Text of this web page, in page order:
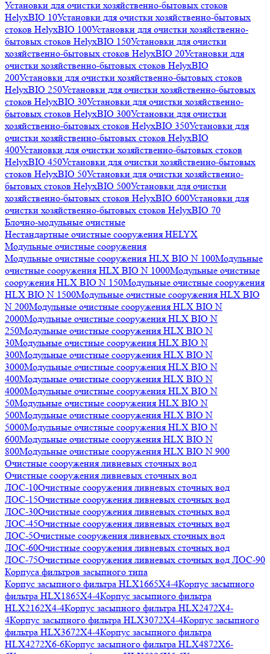
Установки для очистки хозяйственно-бытовых стоков
HelyxBIO 10Установки для очистки хозяйственно-бытовых
стоков HelyxBIO 100Установки для очистки хозяйственно-
бытовых стоков HelyxBIO 150Установки для очистки
хозяйственно-бытовых стоков HelyxBIO 20Установки для
очистки хозяйственно-бытовых стоков HelyxBIO
200Установки для очистки хозяйственно-бытовых стоков
HelyxBIO 250Установки для очистки хозяйственно-бытовых
стоков HelyxBIO 30Установки для очистки хозяйственно-
бытовых стоков HelyxBIO 300Установки для очистки
хозяйственно-бытовых стоков HelyxBIO 350Установки для
очистки хозяйственно-бытовых стоков HelyxBIO
400Установки для очистки хозяйственно-бытовых стоков
HelyxBIO 450Установки для очистки хозяйственно-бытовых
стоков HelyxBIO 50Установки для очистки хозяйственно-
бытовых стоков HelyxBIO 500Установки для очистки
хозяйственно-бытовых стоков HelyxBIO 600Установки для
очистки хозяйственно-бытовых стоков HelyxBIO 70
Блочно-модульные очистные
Нестандартные очистные сооружения HELYX
Модульные очистные сооружения
Модульные очистные сооружения HLX BIO N 100Модульные
очистные сооружения HLX BIO N 1000Модульные очистные
сооружения HLX BIO N 150Модульные очистные сооружения
HLX BIO N 1500Модульные очистные сооружения HLX BIO
N 200Модульные очистные сооружения HLX BIO N
2000Модульные очистные сооружения HLX BIO N
250Модульные очистные сооружения HLX BIO N
30Модульные очистные сооружения HLX BIO N
300Модульные очистные сооружения HLX BIO N
3000Модульные очистные сооружения HLX BIO N
400Модульные очистные сооружения HLX BIO N
4000Модульные очистные сооружения HLX BIO N
50Модульные очистные сооружения HLX BIO N
500Модульные очистные сооружения HLX BIO N
5000Модульные очистные сооружения HLX BIO N
600Модульные очистные сооружения HLX BIO N
800Модульные очистные сооружения HLX BIO N 900
Очистные сооружения ливневых сточных вод
Очистные сооружения ливневых сточных вод
ЛОС-10Очистные сооружения ливневых сточных вод
ЛОС-15Очистные сооружения ливневых сточных вод
ЛОС-30Очистные сооружения ливневых сточных вод
ЛОС-45Очистные сооружения ливневых сточных вод
ЛОС-5Очистные сооружения ливневых сточных вод
ЛОС-60Очистные сооружения ливневых сточных вод
ЛОС-75Очистные сооружения ливневых сточных вод ЛОС-90
Корпуса фильтров засыпного типа
Корпус засыпного фильтра HLX1665X4-4Корпус засыпного
фильтра HLX1865X4-4Корпус засыпного фильтра
HLX2162X4-4Корпус засыпного фильтра HLX2472X4-
4Корпус засыпного фильтра HLX3072X4-4Корпус засыпного
фильтра HLX3672X4-4Корпус засыпного фильтра
HLX4272X6-6Корпус засыпного фильтра HLX4872X6-